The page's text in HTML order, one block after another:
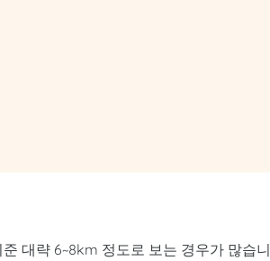
대략 6~8km 정도로 보는 경우가 많습니